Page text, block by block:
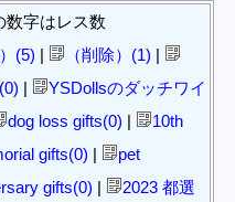
数字はレス数
(5) | （削除）(1) |
|
YSDollsのダッチワイ
dog loss gifts(0) |
10th
gifts(0) |
pet
gifts(0) |
2023 都選